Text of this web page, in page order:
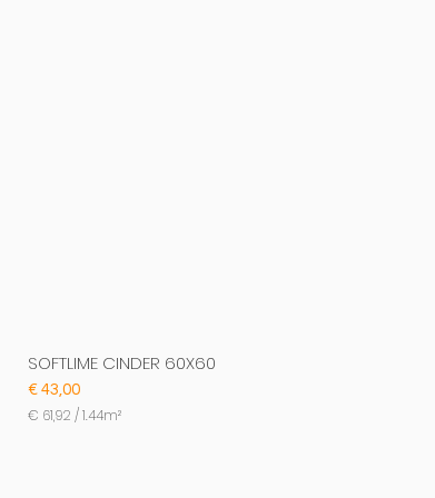
SOFTLIME CINDER 60X60
Prijs
€ 43,00
€ 61,92 /1.44m²